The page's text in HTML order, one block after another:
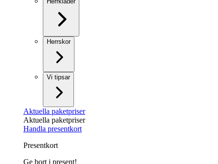
Herrskor
Vi tipsar
Aktuella paketpriser
Aktuella paketpriser
Handla presentkort
Presentkort
Ge bort i present!